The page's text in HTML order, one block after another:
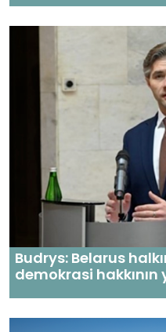
Budrys: Belarus
demokrasi hakkının